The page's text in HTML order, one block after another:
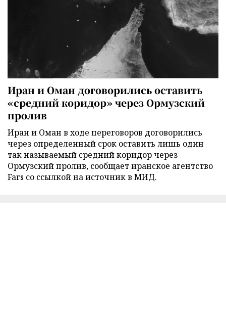
Иран и Оман договорились оставить
«средний коридор» через Ормузский
пролив
Иран и Оман в ходе переговоров договорились
через определенный срок оставить лишь один
так называемый средний коридор через
Ормузский пролив, сообщает иранское агентство
Fars со ссылкой на источник в МИД.